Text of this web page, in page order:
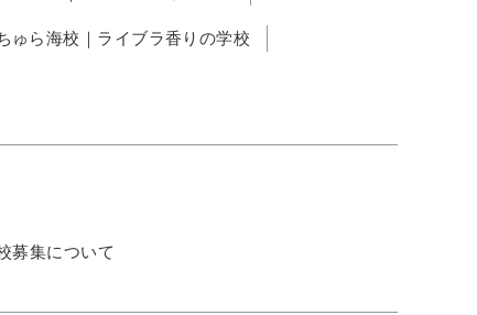
ゅら海校｜ライブラ香りの学校
募集について